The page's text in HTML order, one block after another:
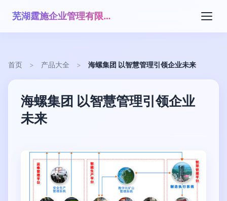
芜湖霆施企业管理有限公司
首页 > 产品大全 > 海螺集团 以智慧管理引领企业未来
海螺集团 以智慧管理引领企业
未来